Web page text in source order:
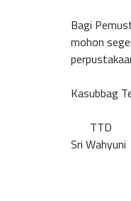
Bagi
mohon
Kasubbag
TTD
Sri Wahyuni